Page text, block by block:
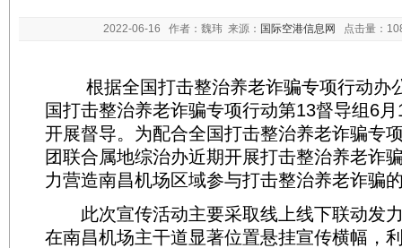
2022-06-16 作者：魏玮 来源： 国际空港信息网 点击量：
根据全国打击整治养老诈骗专项行动办
国打击整治养老诈骗专项行动第13督导组6
开展督导。为配合全国打击整治养老诈骗专
团联合属地综治办近期开展打击整治养老诈
力营造南昌机场区域参与打击整治养老诈骗
此次宣传活动主要采取线上线下联动发
在南昌机场主干道显著位置悬挂宣传横幅，